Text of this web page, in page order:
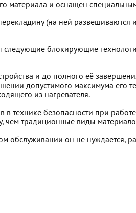
материала и оснащён
(на ней
следующие блокирующие
и до полного её
допустимого максимума его
из нагревателя.
в технике безопасности при
традиционные виды
обслуживании он не нуждается,